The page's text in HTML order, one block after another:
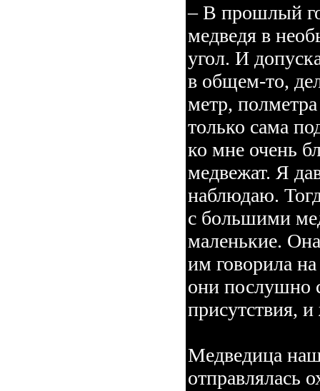
– В прошлый
медведя в
угол. И
в общем-то,
метр,
только сама
ко мне очень
медвежат. Я
наблюдаю.
с большими
маленькие.
им говорила
они послушно
присутствия,
Медведица
отправлялась